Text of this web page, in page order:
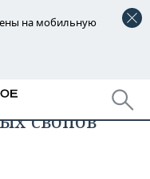
на мобильную
свопов